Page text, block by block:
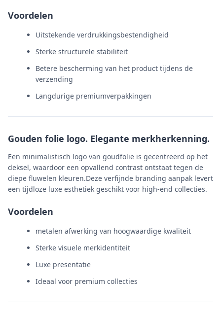
Voordelen
Uitstekende verdrukkingsbestendigheid
Sterke structurele stabiliteit
Betere bescherming van het product tijdens de
verzending
Langdurige premiumverpakkingen
Gouden folie logo. Elegante merkherkenning.
Een minimalistisch logo van goudfolie is gecentreerd op het
deksel, waardoor een opvallend contrast ontstaat tegen de
diepe fluwelen kleuren.Deze verfijnde branding aanpak levert
een tijdloze luxe esthetiek geschikt voor high-end collecties.
Voordelen
metalen afwerking van hoogwaardige kwaliteit
Sterke visuele merkidentiteit
Luxe presentatie
Ideaal voor premium collecties